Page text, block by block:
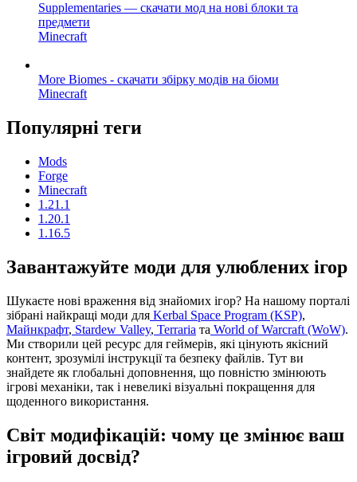
Supplementaries — скачати мод на нові блоки та
предмети
Minecraft
More Biomes - скачати збірку модів на біоми
Minecraft
Популярні теги
Mods
Forge
Minecraft
1.21.1
1.20.1
1.16.5
Завантажуйте моди для улюблених ігор
Шукаєте нові враження від знайомих ігор? На нашому порталі
зібрані найкращі моди для Kerbal Space Program (KSP),
Майнкрафт, Stardew Valley, Terraria та World of Warcraft (WoW).
Ми створили цей ресурс для геймерів, які цінують якісний
контент, зрозумілі інструкції та безпеку файлів. Тут ви
знайдете як глобальні доповнення, що повністю змінюють
ігрові механіки, так і невеликі візуальні покращення для
щоденного використання.
Світ модифікацій: чому це змінює ваш
ігровий досвід?